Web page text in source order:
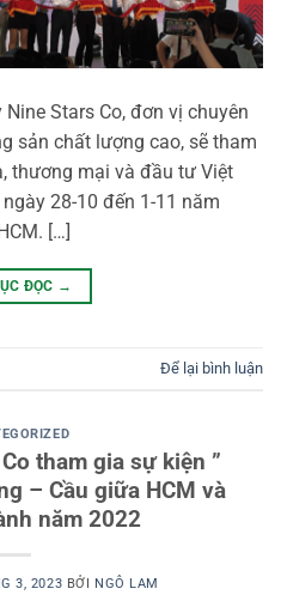
Stars Co, đơn vị chuyên
sản chất lượng cao, sẽ tham
thương mại và đầu tư Việt
28-10 đến 1-11 năm
[…]
ĐỌC →
Để lại bình luận
tham gia sự kiện ”
– Cầu giữa HCM và
năm 2022
3, 2023 BỞI NGÔ LAM